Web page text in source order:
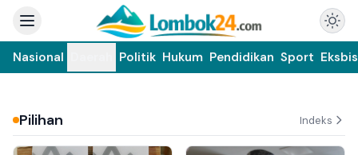
Nasional Politik Hukum Pendidikan Sport Eksbis
Pilihan Indeks